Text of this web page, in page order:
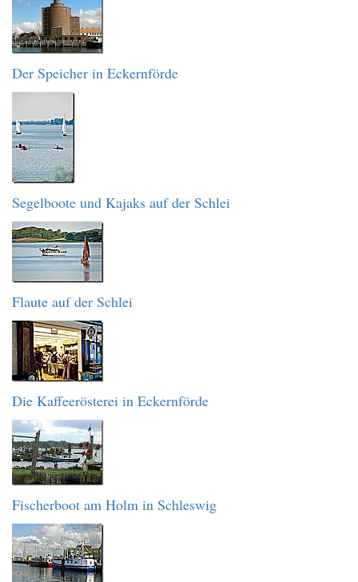
Der Speicher in Eckernförde
Segelboote und Kajaks auf der Schlei
Flaute auf der Schlei
Die Kaffeerösterei in Eckernförde
Fischerboot am Holm in Schleswig